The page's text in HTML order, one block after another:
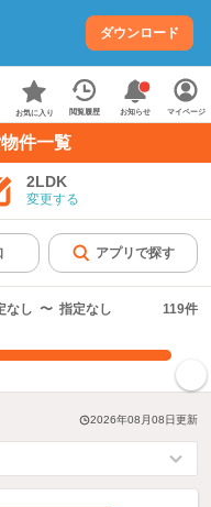
ダウンロード
お気に入り 閲覧履歴 お知らせ マイページ
件一覧
2LDK
変更する
アプリで探す
なし 〜 指定なし 119件
2026年08月08日更新